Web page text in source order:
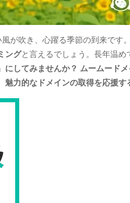
が吹き、心躍る季節の到来で
ングと言えるでしょう。長年温
にしてみませんか？ ムームード
魅力的なドメインの取得を応援す